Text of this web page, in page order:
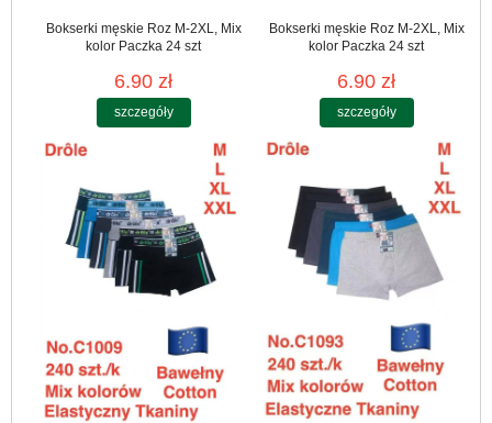
Bokserki męskie Roz M-2XL, Mix
kolor Paczka 24 szt
6.90 zł
szczegóły
Bokserki męskie Roz M-2XL, Mix
kolor Paczka 24 szt
6.90 zł
szczegóły